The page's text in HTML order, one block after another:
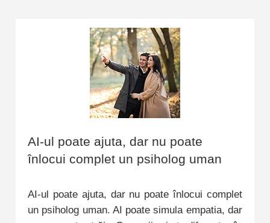
AI-ul poate ajuta, dar nu poate
înlocui complet un psiholog uman
AI-ul poate ajuta, dar nu poate înlocui complet
un psiholog uman. AI poate simula empatia, dar